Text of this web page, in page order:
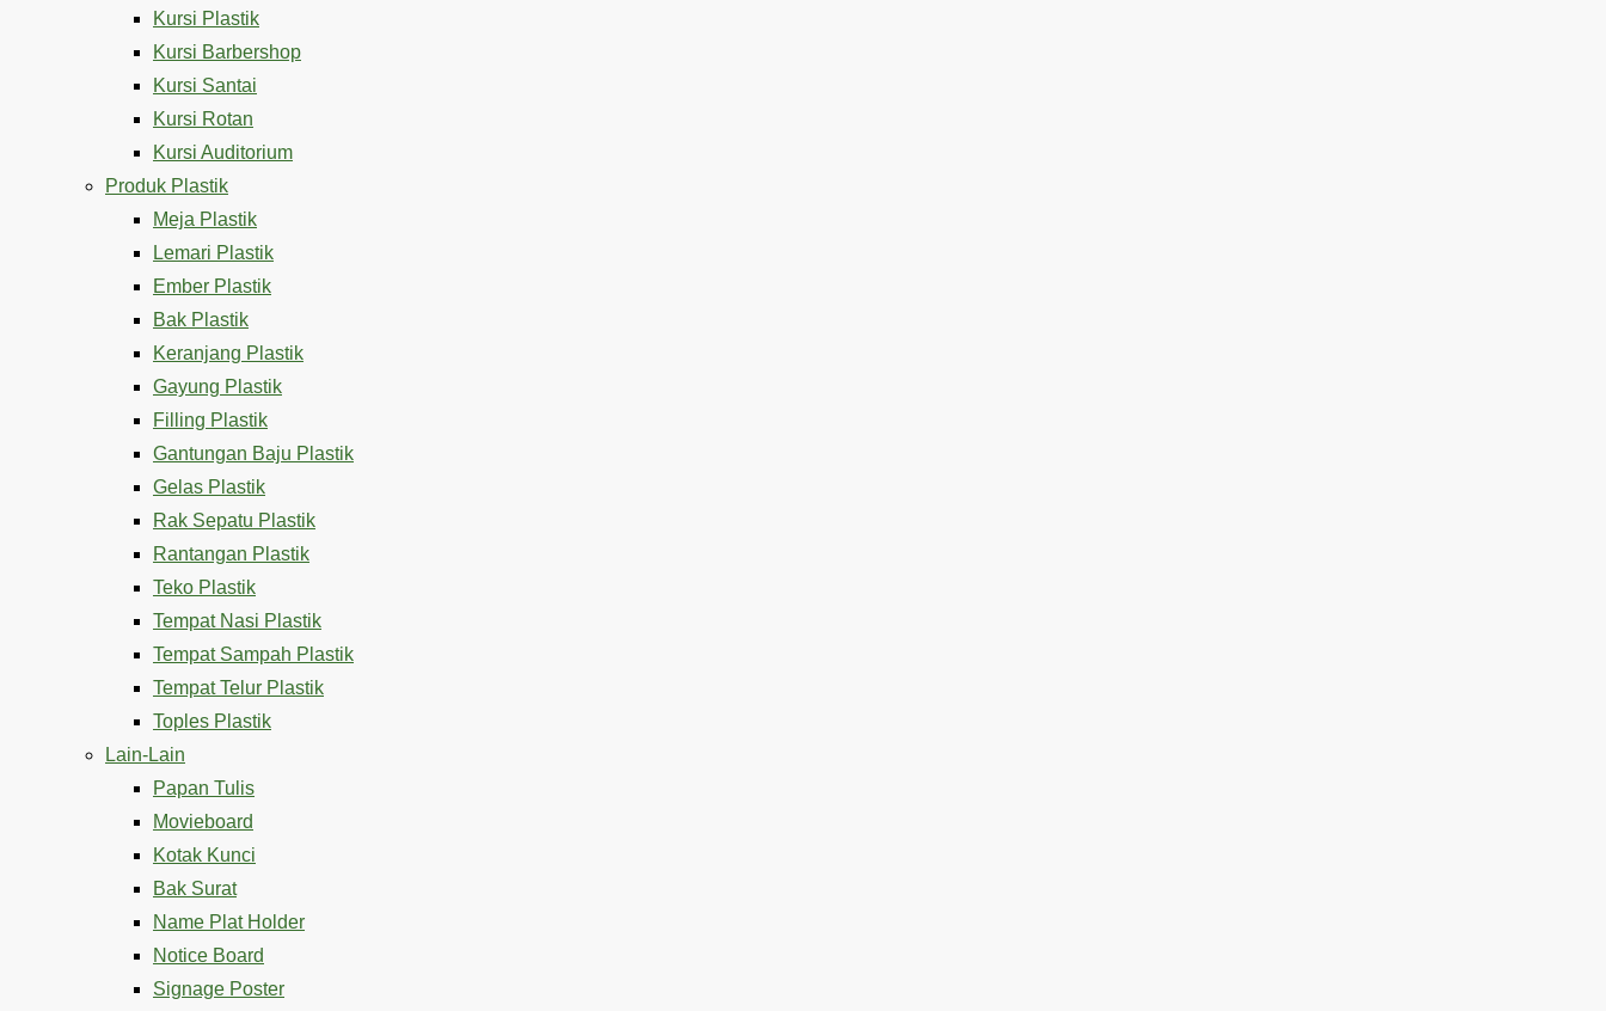
Kursi Plastik
Kursi Barbershop
Kursi Santai
Kursi Rotan
Kursi Auditorium
Produk Plastik
Meja Plastik
Lemari Plastik
Ember Plastik
Bak Plastik
Keranjang Plastik
Gayung Plastik
Filling Plastik
Gantungan Baju Plastik
Gelas Plastik
Rak Sepatu Plastik
Rantangan Plastik
Teko Plastik
Tempat Nasi Plastik
Tempat Sampah Plastik
Tempat Telur Plastik
Toples Plastik
Lain-Lain
Papan Tulis
Movieboard
Kotak Kunci
Bak Surat
Name Plat Holder
Notice Board
Signage Poster